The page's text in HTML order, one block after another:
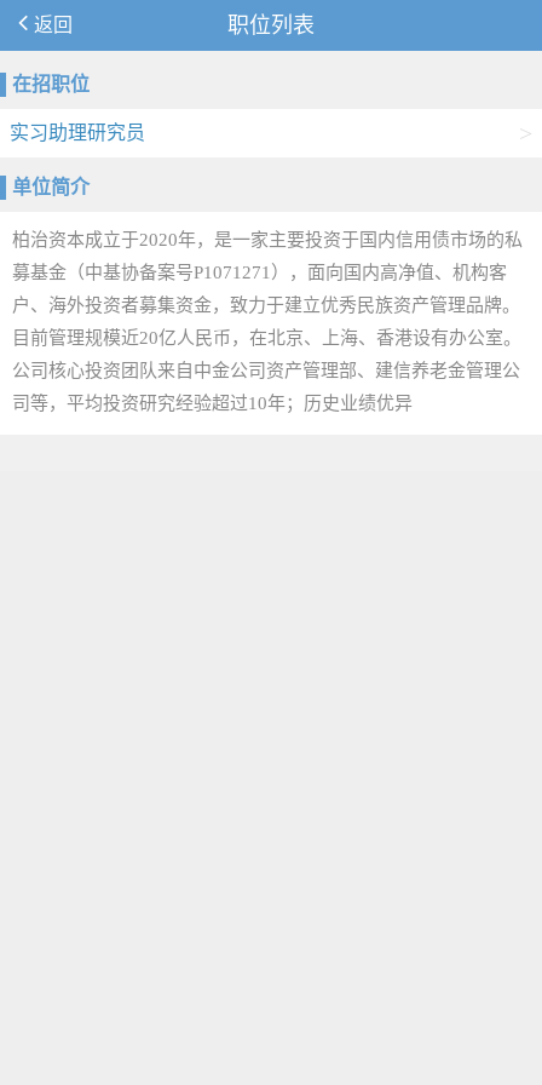
返回 职位列表
在招职位
实习助理研究员 >
单位简介
柏治资本成立于2020年，是一家主要投资于国内信用债市场的私
募基金（中基协备案号P1071271），面向国内高净值、机构客
户、海外投资者募集资金，致力于建立优秀民族资产管理品牌。
目前管理规模近20亿人民币，在北京、上海、香港设有办公室。
公司核心投资团队来自中金公司资产管理部、建信养老金管理公
司等，平均投资研究经验超过10年；历史业绩优异